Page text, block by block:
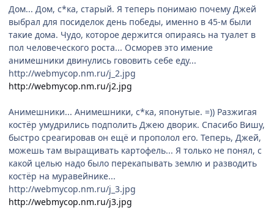
Дом... Дом, с*ка, старый. Я теперь понимаю почему Джей
выбрал для посиделок день победы, именно в 45-м были
такие дома. Чудо, которое держится опираясь на туалет в
пол человеческого роста... Осморев это имение
анимешники двинулись гововить себе еду...
http://webmycop.nm.ru/j_2.jpg
http://webmycop.nm.ru/j2.jpg
Анимешники... Анимешники, с*ка, японутые. =)) Разжигая
костёр умудрились подполить Джею дворик. Спасибо Вишу,
быстро среагировав он ещё и прополол его. Теперь, Джей,
можешь там выращивать картофель... Я только не понял, с
какой целью надо было перекапывать землю и разводить
костёр на муравейнике...
http://webmycop.nm.ru/j_3.jpg
http://webmycop.nm.ru/j3.jpg